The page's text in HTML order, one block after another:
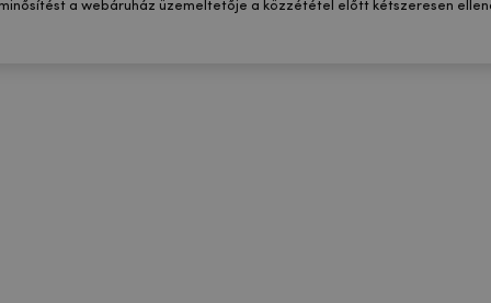
a webáruház üzemeltetője a közzététel előtt kétszeresen